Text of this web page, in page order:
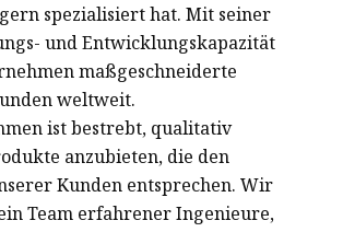
spezialisiert hat. Mit seiner
und Entwicklungskapazität
maßgeschneiderte
weltweit.
ist bestrebt, qualitativ
anzubieten, die den
Kunden entsprechen. Wir
Team erfahrener Ingenieure,